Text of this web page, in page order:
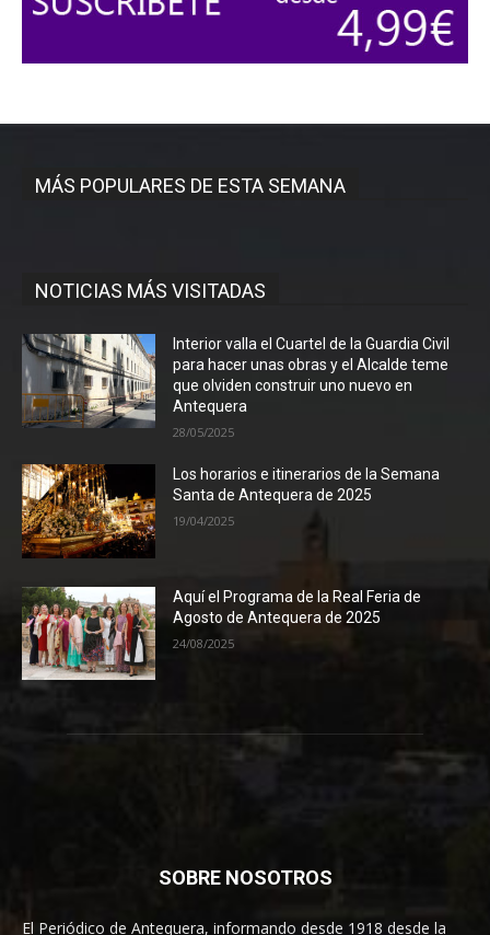
MÁS POPULARES DE ESTA SEMANA
NOTICIAS MÁS VISITADAS
Interior valla el Cuartel de la Guardia Civil
para hacer unas obras y el Alcalde teme
que olviden construir uno nuevo en
Antequera
28/05/2025
Los horarios e itinerarios de la Semana
Santa de Antequera de 2025
19/04/2025
Aquí el Programa de la Real Feria de
Agosto de Antequera de 2025
24/08/2025
SOBRE NOSOTROS
El Periódico de Antequera, informando desde 1918 desde la